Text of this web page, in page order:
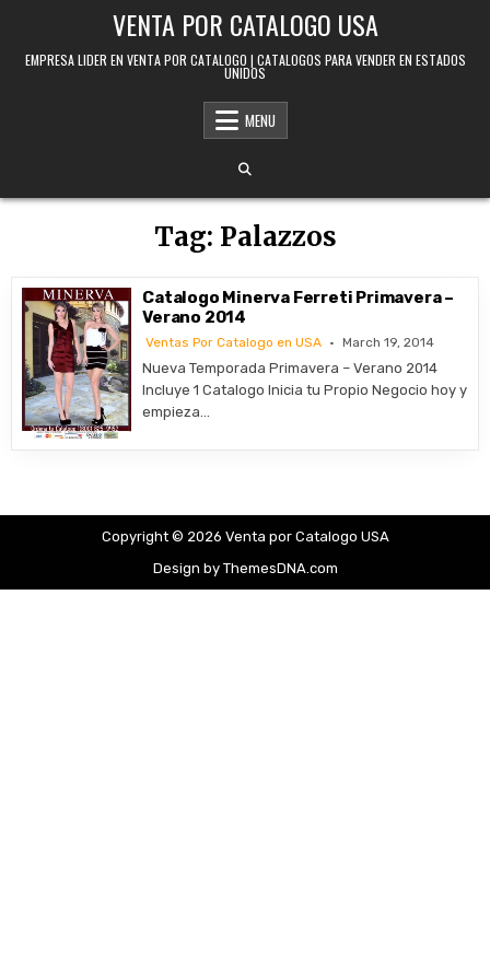
VENTA POR CATALOGO USA
EMPRESA LIDER EN VENTA POR CATALOGO | CATALOGOS PARA VENDER EN ESTADOS
UNIDOS
MENU
Tag: Palazzos
Catalogo Minerva Ferreti Primavera –
Verano 2014
Ventas Por Catalogo en USA March 19, 2014
Nueva Temporada Primavera – Verano 2014
Incluye 1 Catalogo Inicia tu Propio Negocio hoy y
empieza…
Copyright © 2026 Venta por Catalogo USA
Design by ThemesDNA.com